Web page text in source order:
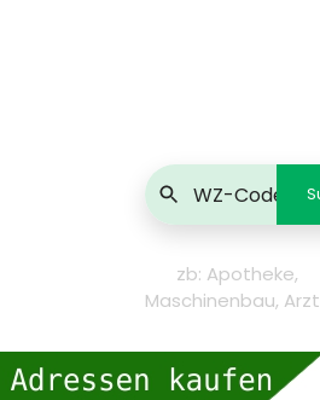
zb: Apotheke,
Maschinenbau, Arzt